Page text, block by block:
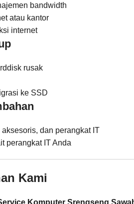
bandwidth
atau kantor
internet
rusak
ke SSD
dan perangkat IT
perangkat IT Anda
Kami
Komputer Srengseng